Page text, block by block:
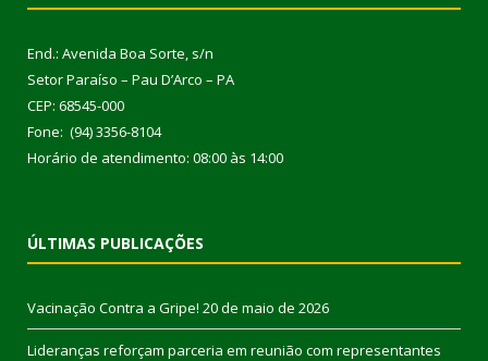
End.: Avenida Boa Sorte, s/n
Setor Paraíso – Pau D’Arco – PA
CEP: 68545-000
Fone: (94) 3356-8104
Horário de atendimento: 08:00 às 14:00
ÚLTIMAS PUBLICAÇÕES
Vacinação Contra a Gripe! 20 de maio de 2026
Lideranças reforçam parceria em reunião com representantes